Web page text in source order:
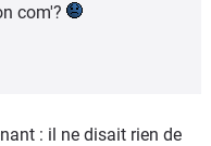
com'?
: il ne disait rien de